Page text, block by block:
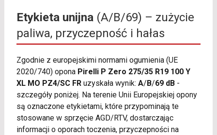
Etykieta unijna(A/B/69) – zużycie
paliwa, przyczepność i hałas
Zgodnie z europejskimi normami ogumienia (UE
2020/740) opona Pirelli P Zero 275/35 R19 100 Y
XL MO PZ4/SC FRuzyskała wynik: A/B/69 dB-
szczegóły poniżej. Na terenie Unii Europejskiej opony
są oznaczone etykietami, które przypominają te
stosowane w sprzęcie AGD/RTV, dostarczając
informacji o oporach toczenia, przyczepności na